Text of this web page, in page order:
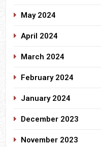
May 2024
April 2024
March 2024
February 2024
January 2024
December 2023
November 2023